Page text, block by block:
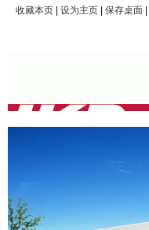
收藏本页 设为主页 保存桌面